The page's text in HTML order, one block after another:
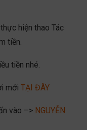
hiện thao Tác
tiền.
tiền nhé.
mới TẠI ĐÂY
vào –> NGUYỄN